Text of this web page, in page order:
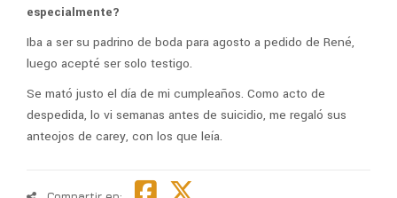
especialmente?
Iba a ser su padrino de boda para agosto a pedido de René,
luego acepté ser solo testigo.
Se mató justo el día de mi cumpleaños. Como acto de
despedida, lo vi semanas antes de suicidio, me regaló sus
anteojos de carey, con los que leía.